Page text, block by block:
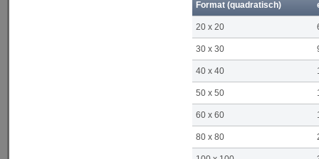
Format (quadratisch)
20 x 20
30 x 30
40 x 40
50 x 50
60 x 60
80 x 80